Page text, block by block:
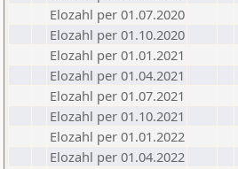
Elozahl per 01.07.2020
Elozahl per 01.10.2020
Elozahl per 01.01.2021
Elozahl per 01.04.2021
Elozahl per 01.07.2021
Elozahl per 01.10.2021
Elozahl per 01.01.2022
Elozahl per 01.04.2022